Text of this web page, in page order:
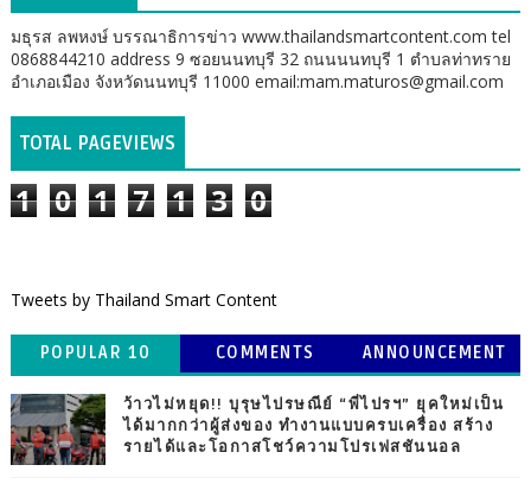
มธุรส ลพหงษ์ บรรณาธิการข่าว www.thailandsmartcontent.com tel
0868844210 address 9 ซอยนนทบุรี 32 ถนนนนทบุรี 1 ตำบลท่าทราย
อำเภอเมือง จังหวัดนนทบุรี 11000 email:mam.maturos@gmail.com
TOTAL PAGEVIEWS
1 0 1 7 1 3 0
Tweets by Thailand Smart Content
POPULAR 10 COMMENTS ANNOUNCEMENT
ว้าวไม่หยุด!! บุรุษไปรษณีย์ “พี่ไปรฯ” ยุคใหม่เป็น
ได้มากกว่าผู้ส่งของ ทำงานแบบครบเครื่อง สร้าง
รายได้และโอกาสโชว์ความโปรเฟสชันนอล